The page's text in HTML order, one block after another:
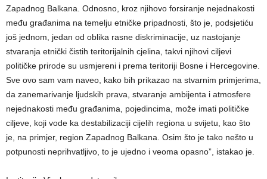
Zapadnog Balkana. Odnosno, kroz njihovo forsiranje nejednakosti
među građanima na temelju etničke pripadnosti, što je, podsjetiću
još jednom, jedan od oblika rasne diskriminacije, uz nastojanje
stvaranja etnički čistih teritorijalnih cjelina, takvi njihovi ciljevi
političke prirode su usmjereni i prema teritoriji Bosne i Hercegovine.
Sve ovo sam vam naveo, kako bih prikazao na stvarnim primjerima,
da zanemarivanje ljudskih prava, stvaranje ambijenta i atmosfere
nejednakosti među građanima, pojedincima, može imati političke
ciljeve, koji vode ka destabilizaciji cijelih regiona u svijetu, kao što
je, na primjer, region Zapadnog Balkana. Osim što je tako nešto u
potpunosti neprihvatljivo, to je ujedno i veoma opasno”, istakao je.